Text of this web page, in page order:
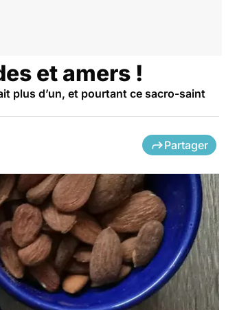
et amers !
plus d’un, et pourtant ce sacro-saint
Partager